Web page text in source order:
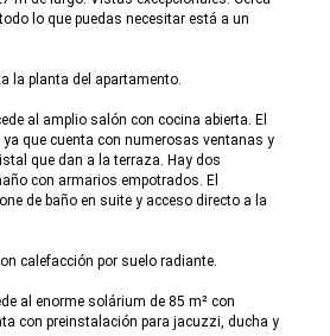
lo que puedas necesitar está a un
la planta del apartamento.
al amplio salón con cocina abierta. El
que cuenta con numerosas ventanas y
que dan a la terraza. Hay dos
con armarios empotrados. El
de baño en suite y acceso directo a la
calefacción por suelo radiante.
al enorme solárium de 85 m² con
con preinstalación para jacuzzi, ducha y